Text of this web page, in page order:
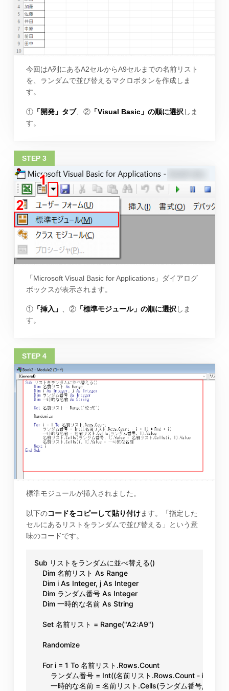
今回はA列にあるA2セルからA9セルまでの名前リスト
を、ランダムで並び替えるマクロボタンを作成しま
す。
①「開発」タブ、②「Visual Basic」の順に選択 しま
す。
「Microsoft Visual Basic for Applications」ダイアログ
ボックスが表示されます。
①「挿入」 、②「標準モジュール」の順に選択しま
す。
標準モジュールが挿入されました。
以下のコードをコピーして貼り付けます。「指定した
セルにあるリストをランダムで並び替える」という意
味のコードです。
Sub リストをランダムに並べ替える()
    Dim 名前リスト As Range
    Dim i As Integer, j As Integer
    Dim ランダム番号 As Integer
    Dim 一時的な名前 As String
    Set 名前リスト = Range("A2:A9")
    Randomize
    For i = 1 To 名前リスト.Rows.Count
ランダム番号 = Int((名前リスト.Rows.Count - i + 1) *
一時的な名前 = 名前リスト.Cells(ランダム番号,